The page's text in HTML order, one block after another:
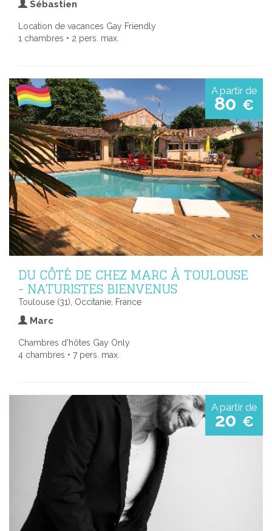
Sébastien
Location de vacances Gay Friendly
1 chambres • 2 pers. max.
A partir de
80 €
DU CÔTÉ DE CHEZ MARC À TOULOUSE
- NATURISTES BIENVENUS
Toulouse (31), Occitanie, France
Marc
Chambres d'hôtes Gay Only
4 chambres • 7 pers. max.
A partir de
20 €